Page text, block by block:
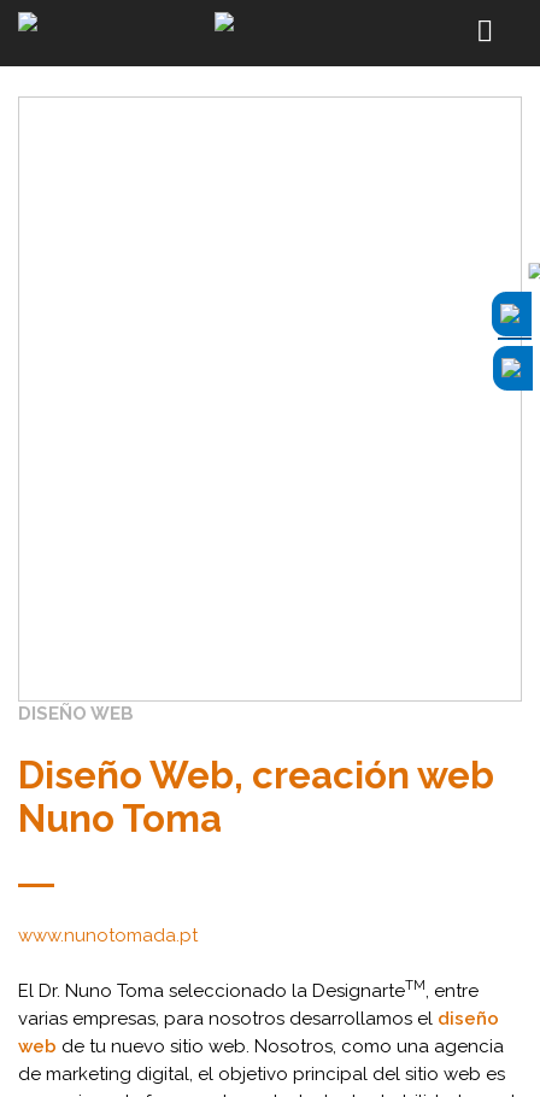
DISEÑO WEB
Diseño Web, creación web
Nuno Toma
www.nunotomada.pt
El Dr. Nuno Toma seleccionado la DesignarteTM, entre
varias empresas, para nosotros desarrollamos el diseño
web de tu nuevo sitio web. Nosotros, como una agencia
de marketing digital, el objetivo principal del sitio web es